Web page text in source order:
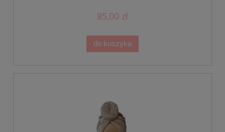
85,00 zł
do koszyka